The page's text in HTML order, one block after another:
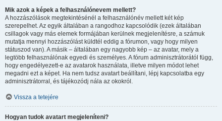
Mik azok a képek a felhasználónevem mellett?
A hozzászólások megtekintésénél a felhasználónév mellett két kép
szerepelhet. Az egyik általában a rangodhoz kapcsolódik (ezek általában
csillagok vagy más elemek formájában kerülnek megjelenítésre, a számuk
mutatja mennyi hozzászólást küldtél eddig a fórumon, vagy hogy milyen
státuszod van). A másik – általában egy nagyobb kép – az avatar, mely a
legtöbb felhasználónak egyedi és személyes. A fórum adminisztrátorától függ,
hogy engedélyezett-e az avatarok használata, illetve milyen módot lehet
megadni ezt a képet. Ha nem tudsz avatart beállítani, lépj kapcsolatba egy
adminisztrátorral, és tájékozódj nála az okokról.
Vissza a tetejére
Hogyan tudok avatart megjeleníteni?